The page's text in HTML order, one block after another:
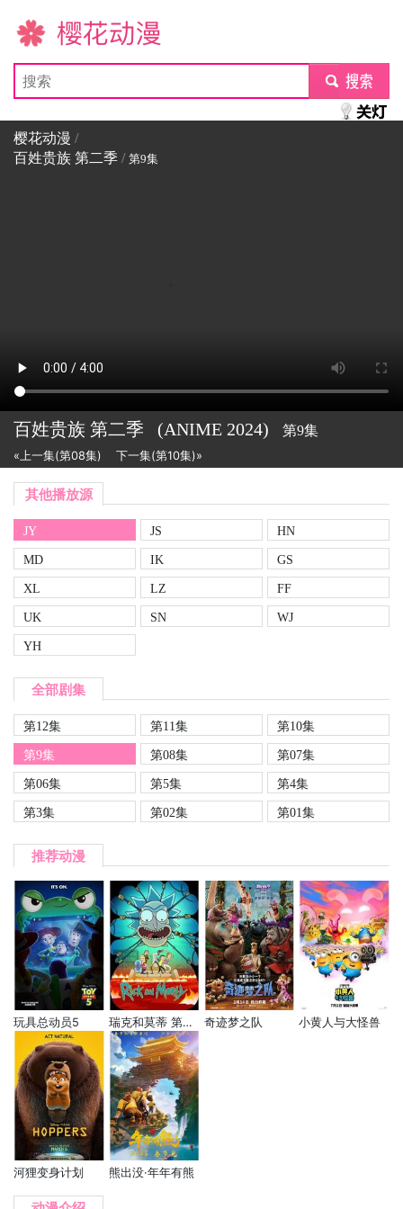
樱花动漫
submit
樱花动漫 /
百姓贵族 第二季 / 第9集
百姓贵族 第二季 (ANIME 2024) 第9集
«上一集(第08集) 下一集(第10集)»
其他播放源
JY JS
HN
MD
IK
GS
XL
LZ
FF
UK
SN
WJ
YH
全部剧集
第12集 第11集
第10集
第9集
第08集
第07集
第06集
第5集
第4集
第3集
第02集 第01集
推荐动漫
玩具总动员5 瑞克和莫蒂 第九季 奇迹梦之队 小黄人与大怪兽
河狸变身计划 熊出没·年年有熊